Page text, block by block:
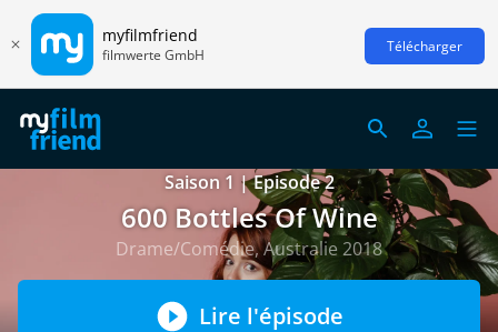
myfilmfriend
filmwerte GmbH Télécharger
Saison 1 | Episode 2
600 Bottles Of Wine
Drame/Comédie, Australie 2018
Lire l'épisode